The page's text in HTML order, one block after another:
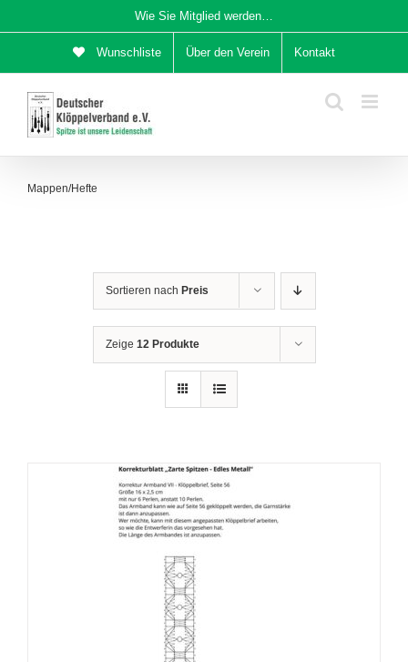
Inhalt
Wie Sie Mitglied werden…
Wunschliste Über den Verein Kontakt
Mappen/Hefte
Sortieren nach Preis
Zeige 12 Produkte